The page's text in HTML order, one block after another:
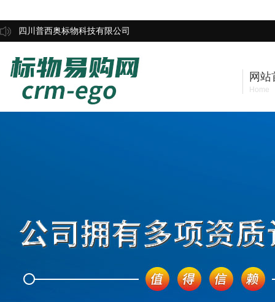
四川普西奥标物科技有限公司
网站
Home